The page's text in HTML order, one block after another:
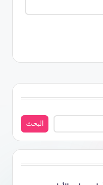
البحث